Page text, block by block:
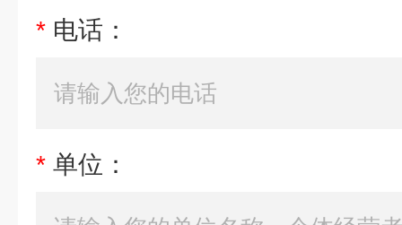
* 电话：
* 单位：